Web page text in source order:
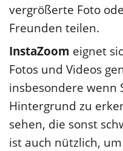
vergrößerte Foto
Freunden teilen.
InstaZoom eignet
Fotos und Videos
insbesondere wenn
Hintergrund zu
sehen, die sonst
ist auch nützlich,